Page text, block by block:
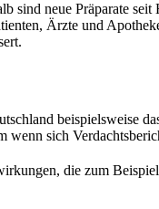
sind neue Präparate seit
Ärzte und
beispielsweise
wenn sich
die zum